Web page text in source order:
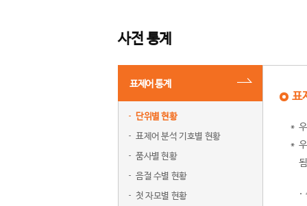
사전 통계
표제어 통계
단위별 현황
표제어 분석 기호별 현황
품사별 현황
음절 수별 현황
첫 자모별 현황
표